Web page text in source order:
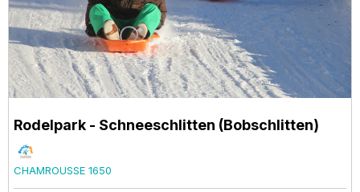
Rodelpark - Schneeschlitten (Bobschlitten)
CHAMROUSSE 1650